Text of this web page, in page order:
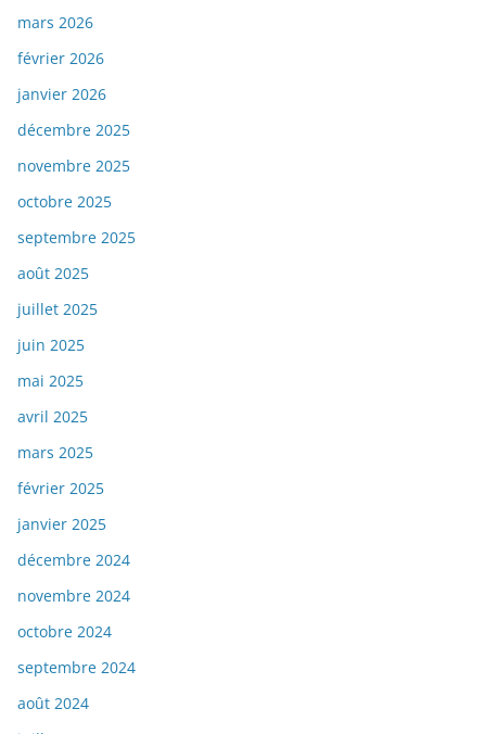
mars 2026
février 2026
janvier 2026
décembre 2025
novembre 2025
octobre 2025
septembre 2025
août 2025
juillet 2025
juin 2025
mai 2025
avril 2025
mars 2025
février 2025
janvier 2025
décembre 2024
novembre 2024
octobre 2024
septembre 2024
août 2024